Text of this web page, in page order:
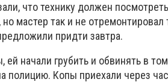
что технику должен
мастер так и не отремонтировал
придти завтра.
начали грубить и обвинять в
полицию. Копы приехали через